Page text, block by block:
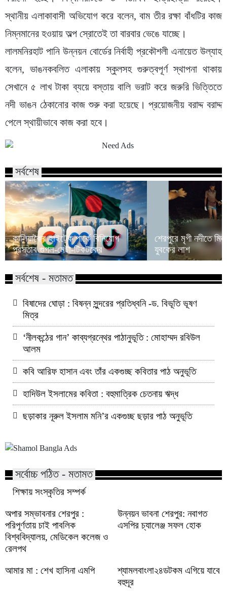
স্থানীয় এলাকাবাসী অভিযোগ করে বলেন, বাম তীর রক্ষা বাঁধটির কাজ
নিম্নমানের হওয়ায় অল্প স্রোতেই তা বারবার ভেঙে যাচ্ছে।
লালমনিরহাট পানি উন্নয়ন বোর্ডের নির্বাহী প্রকৌশলী এনায়েত উল্যাহ
বলেন, ভাঙনকবলিত এলাকায় স্কুলসহ গুরুত্বপূর্ণ স্থাপনা থাকায়
সেখানে ৫ লাখ টাকা ব্যয়ে বস্তায় বালি ভরাট করে জরুরি ভিত্তিতে
নদী ভাঙন ঠেকানোর কাজ শুরু করা হয়েছে। প্রয়োজনীয় বরাদ্দ বরাদ্দ
পেলে স্থায়ীভাবে কাজ করা হবে।
সর্বশেষ
কালিয়াকৈর হাইটেক পার্কে বিনিয়োগ
প্রস্তাব গুগল-মেটা-টিকটকের
শেরপুরে মৃগী নদীতে
যুবকের লাশ
সর্বশেষ - মতামত
বিষাদের ঘোড়া : বিষন্ন সুন্দরের প্রতিধ্বনি -ড. বিভূতি ভূষণ
মিত্র
‘নীলকন্ঠের গান’ কাব্যগ্রন্থের পাঠানুভূতি : মোহাম্মদ রবিউল
আলম
কবি আরিফ হাসান এবং তাঁর একগুচ্ছ কবিতার পাঠ অনুভূতি
হাদিউল ইসলামের কবিতা : বহুমাত্রিক চেতনায় ঋদ্ধ
ছড়াকার নূরুল ইসলাম মনি’র একগুচ্ছ ছড়ার পাঠ অনুভূতি
সর্বোচ্চ পঠিত - মতামত
শিক্ষায় সংস্কৃতির সম্পর্ক
অপার সম্ভাবনার শেরপুর :
পরিপূর্ণতায় চাই পাবলিক
বিশ্ববিদ্যালয়, মেডিকেল কলেজ ও
রেলপথ
উন্নয়ন ভাবনা শেরপুর: নবাগত
এসপির চ্যালেঞ্জ সফল হোক
আমার মা : শেখ হাসিনা এমপি
শ্যামলবাংলা২৪ডটকম এগিয়ে যাবে
বহুদূর